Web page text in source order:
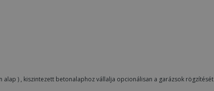
) , kiszintezett betonalaphoz vállalja opcionálisan a garázsok rögzítését